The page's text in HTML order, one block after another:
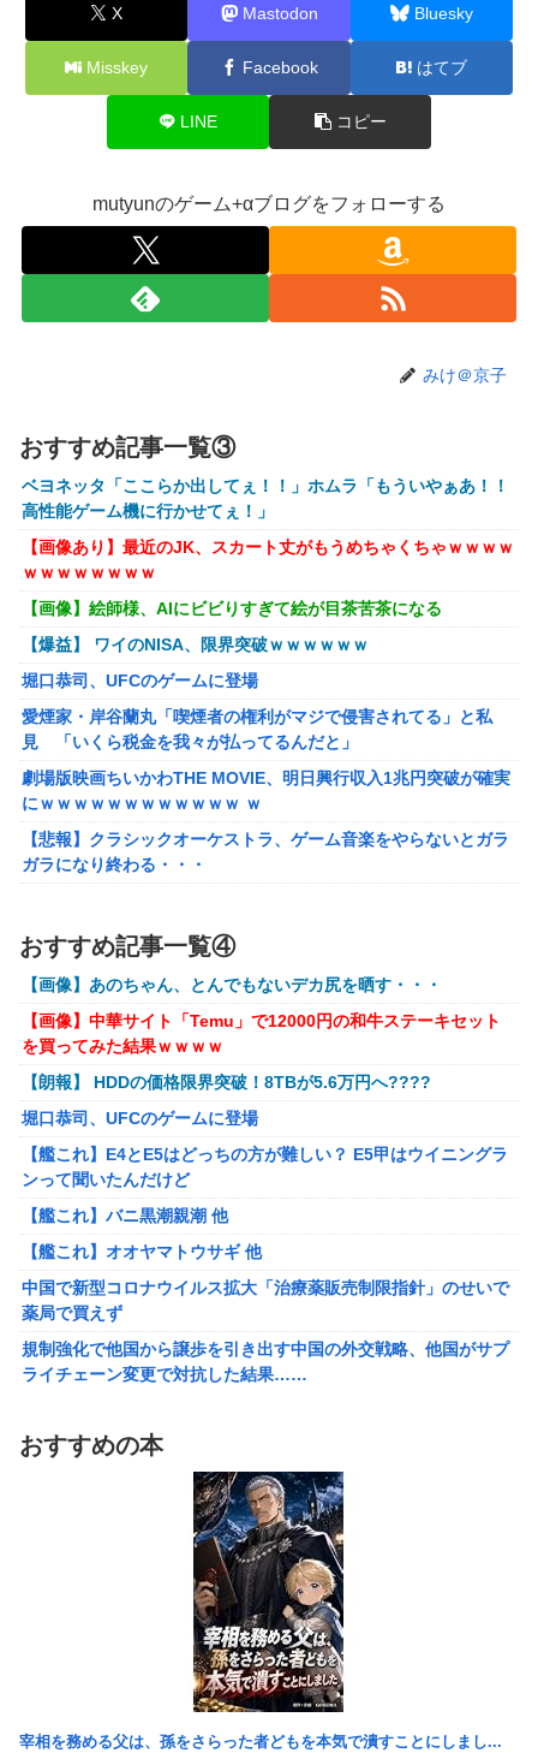
【VTuber】Google Play初のトーク番組「選抜！推しナイ
ン発表会」発表へ！8名が推しキャラクターの魅力を語り合
う【8/6(木)18:00】
とーーーーーーーーにおもんない！！！！」→炎上
ロロの演劇のせいで2人も無駄死ににwwww
【画像】石川佳純さん(31)の体、エッッッッッッッッッッッ
ッッッッッッ！
【速報】熊本イオンモール、爆発の原因は『これ』の可能性
くって終わるｗｗｗｗｗｗｗ
を減らすチート技が発覚ｗｗｗ
【動画】大阪府警に射殺されたオッサン、めちゃめちゃ苦し
そうに死ぬ
【悲報】黒人、卑怯すぎて炎上するｗｗｗｗ
【画像】井口裕香(36)、タンクトップがはち切れそうなくら
いデカイｗｗｗｗｗｗｗｗｗｗｗ
【画像】 AI「写真の背景削除？ガンプラの箱追加しといて
あげよ????」
【ホロライブ】アキロゼ、映画をきっかけに「ちいかわ」に
す」
【FF16】 「ファイナルファンタジー16」発売日が6/22に決
定＆最新PV公開！思ったより発売早い…もう半年後か！
の？
メトロイドプライム4 新品が2999円に…
百合子「隣に座る貴女」【ミリマス】
【VTuber】Google Play「選抜！推しナイン発表会」出演
者発表！『にじだけと思ってたけど座長と除夜のケツおるや
んけ』
『ほの暮しの庭』Switch2版 21,965本、Switch版 12,458本
X Mastodon Bluesky
Misskey Facebook はてブ
LINE コピー
mutyunのゲーム+αブログをフォローする
みけ＠京子
おすすめ記事一覧③
ベヨネッタ「ここらか出してぇ！！」ホムラ「もういやぁあ！！
高性能ゲーム機に行かせてぇ！」
【画像あり】最近のJK、スカート丈がもうめちゃくちゃｗｗｗｗ
ｗｗｗｗｗｗｗｗ
【画像】絵師様、AIにビビりすぎて絵が目茶苦茶になる
【爆益】 ワイのNISA、限界突破ｗｗｗｗｗｗ
堀口恭司、UFCのゲームに登場
愛煙家・岸谷蘭丸「喫煙者の権利がマジで侵害されてる」と私
見 「いくら税金を我々が払ってるんだと」
劇場版映画ちいかわTHE MOVIE、明日興行収入1兆円突破が確実
にｗｗｗｗｗｗｗｗｗｗｗｗ ｗ
【悲報】クラシックオーケストラ、ゲーム音楽をやらないとガラ
ガラになり終わる・・・
【アークナイツ】Cutiesシリーズ「アンジェリーナ」「テキー
ラ」デフォルメフィギュア【予約開始】
【アズールレーン】グッスマ上海「大鳳：プライベート・クォー
ターズVer.」フィギュア【原型公開】
【ガンダムSEED】バンプレスト「ラクス・クライン」「カガ
リ・ユラ・アスハ」プライズフィギュア【彩色原型公開】
【艦これ】E4とE5はどっちの方が難しい？ E5甲はウイニングラ
ンって聞いたんだけど
【艦これ】バニ黒潮親潮 他
【艦これ】オオヤマトウサギ 他
【悲報】アメリカで今も続いてる近親相姦の一族がやばすぎる
【悲報】高市政権「永住許可厳格化するわ」外国人さん「もう日
本ええわ…」
【画像あり】えっ、ワイ氏の「貯金」・・・多すぎ・・・？
発覚ｗｗｗｗｗ
エース級の財務官僚が異例転出へ 官邸幹部「協力的でなかった
町の弁当屋「申し訳ないが消費税1%になったらその分商品代を値
【泣】年配夫婦が営む中華屋さん、休業を知らせる貼り紙に応援
中国で新型コロナウイルス拡大「治療薬販売制限指針」のせいで
ライチェーン変更で対抗した結果……
おすすめ記事一覧④
【画像】あのちゃん、とんでもないデカ尻を晒す・・・
【画像】中華サイト「Temu」で12000円の和牛ステーキセット
を買ってみた結果ｗｗｗｗ
【朗報】 HDDの価格限界突破！8TBが5.6万円へ????
堀口恭司、UFCのゲームに登場
【艦これ】E4とE5はどっちの方が難しい？ E5甲はウイニングラ
ンって聞いたんだけど
【艦これ】バニ黒潮親潮 他
【艦これ】オオヤマトウサギ 他
中国で新型コロナウイルス拡大「治療薬販売制限指針」のせいで
薬局で買えず
規制強化で他国から譲歩を引き出す中国の外交戦略、他国がサプ
ライチェーン変更で対抗した結果……
円公開で再炎上ｗｗｗ
参政党・神谷代表、高市政権の食料品減税を「天下の愚策」と一
【悲報】 ピカチュウが大量に半額
FGOのリリスさん、謎のSKB水着を着るｗｗｗｗｗｗｗｗｗｗｗ
【悲報】「店員」と「定員」を間違えるガチでヤバいやつ、ネッ
ト上に多すぎる ← これ・・・・・・
【悲報】ラノベ作家「新作ラブコメ書いたぞ！」冷笑系「いい歳
こいてラブコメ書いて恥ずかしくないの？」
おすすめの本
宰相を務める父は、孫をさらった者どもを本気で潰すことにしまし...